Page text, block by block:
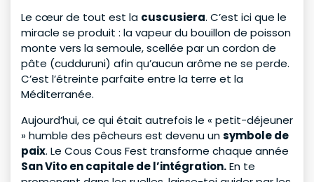
Le cœur de tout est la cuscusiera. C’est ici que le
miracle se produit : la vapeur du bouillon de poisson
monte vers la semoule, scellée par un cordon de
pâte (cudduruni) afin qu’aucun arôme ne se perde.
C’est l’étreinte parfaite entre la terre et la
Méditerranée.
Aujourd’hui, ce qui était autrefois le « petit-déjeuner
» humble des pêcheurs est devenu unsymbole de
paix. Le Cous Cous Fest transforme chaque année
San Vito en capitale de l’intégration.En te